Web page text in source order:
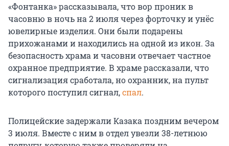
«Фонтанка» рассказывала, что вор проник в
часовню в ночь на 2 июля через форточку и унёс
ювелирные изделия. Они были подарены
прихожанами и находились на одной из икон. За
безопасность храма и часовни отвечает частное
охранное предприятие. В храме рассказали, что
сигнализация сработала, но охранник, на пульт
которого поступил сигнал,спал.
Полицейские задержали Казака поздним вечером
3 июля. Вместе с ним в отдел увезли 38-летнюю